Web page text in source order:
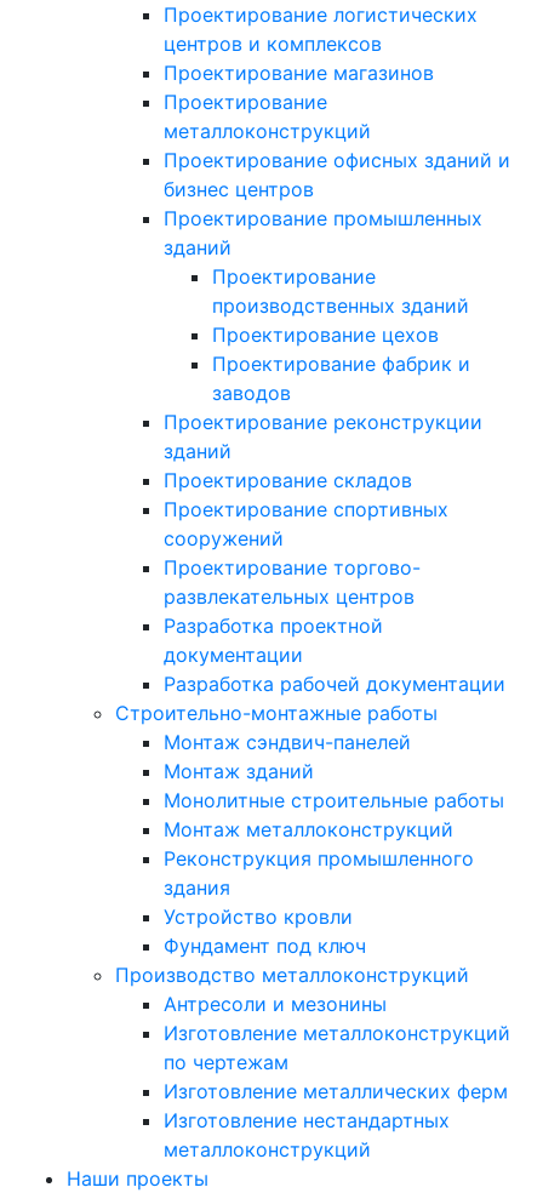
Проектирование логистических
центров и комплексов
Проектирование магазинов
Проектирование
металлоконструкций
Проектирование офисных зданий и
бизнес центров
Проектирование промышленных
зданий
Проектирование
производственных зданий
Проектирование цехов
Проектирование фабрик и
заводов
Проектирование реконструкции
зданий
Проектирование складов
Проектирование спортивных
сооружений
Проектирование торгово-
развлекательных центров
Разработка проектной
документации
Разработка рабочей документации
Строительно-монтажные работы
Монтаж сэндвич-панелей
Монтаж зданий
Монолитные строительные работы
Монтаж металлоконструкций
Реконструкция промышленного
здания
Устройство кровли
Фундамент под ключ
Производство металлоконструкций
Антресоли и мезонины
Изготовление металлоконструкций
по чертежам
Изготовление металлических ферм
Изготовление нестандартных
металлоконструкций
Наши проекты